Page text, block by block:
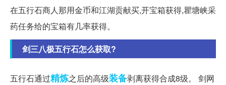
在五行石商人那用金币和江湖贡献买,开宝箱获得,瞿塘峡采
药任务给的宝箱有几率获得。
剑三八极五行石怎么获取?
五行石通过精炼之后的高级装备剥离获得合成8级。 剑网